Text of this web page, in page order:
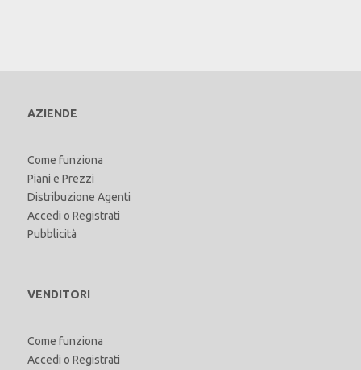
AZIENDE
Come funziona
Piani e Prezzi
Distribuzione Agenti
Accedi o Registrati
Pubblicità
VENDITORI
Come funziona
Accedi o Registrati